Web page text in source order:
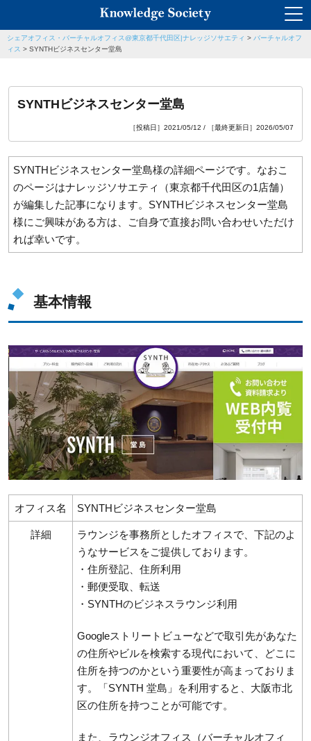
シェアオフィス・バーチャルオフィス@東京都千代田区|ナレッジソサエティ > バーチャルオフ
ィス > SYNTHビジネスセンター堂島
SYNTHビジネスセンター堂島
［投稿日］2021/05/12 / ［最終更新日］2026/05/07
SYNTHビジネスセンター堂島様の詳細ページです。なおこ
のページはナレッジソサエティ（東京都千代田区の1店舗）
が編集した記事になります。 SYNTHビジネスセンター堂島
様にご興味がある方は、ご自身で直接お問い合わせいただけ
れば幸いです。
基本情報
オフィス名 SYNTHビジネスセンター堂島
詳細
ラウンジを事務所としたオフィスで、下記のよ
うなサービスをご提供しております。
・住所登記、住所利用
・郵便受取、転送
・SYNTHのビジネスラウンジ利用
Googleストリートビューなどで取引先があなた
の住所やビルを検索する現代において、どこに
住所を持つのかという重要性が高まっておりま
す。「SYNTH 堂島」を利用すると、大阪市北
区の住所を持つことが可能です。
また、ラウンジオフィス（バーチャルオフィ